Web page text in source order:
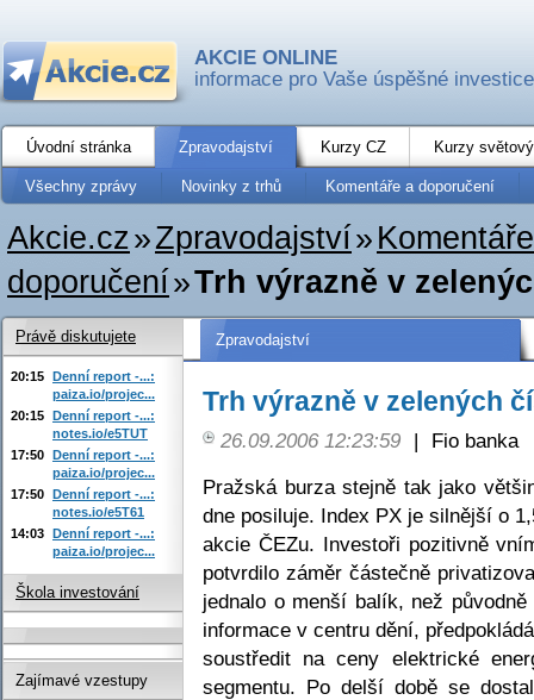
AKCIE ONLINE
informace pro Vaše úspěšné investice
Úvodní stránka Zpravodajství Kurzy CZ Kurzy
Všechny zprávy Novinky z trhů Komentáře a doporučení
Akcie.cz»Zpravodajství»
doporučení»Trh výrazně v
Zpravodajství
Trh výrazně v zelených
26.09.2006 12:23:59 |
Fio banka
Pražská burza stejně tak jako
dne posiluje. Index PX je silnější o
akcie ČEZu. Investoři pozitivně
potvrdilo záměr částečně
jednalo o menší balík, než
informace v centru dění,
soustředit na ceny elektrické
segmentu. Po delší době se
Právě diskutujete
20:15 Denní report -...:
paiza.io/projec...
20:15 Denní report -...:
notes.io/e5TUT
17:50 Denní report -...:
paiza.io/projec...
17:50 Denní report -...:
notes.io/e5T61
14:03 Denní report -...:
paiza.io/projec...
Škola investování
Zajímavé vzestupy